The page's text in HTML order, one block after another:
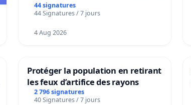
44 signatures
44 Signatures / 7 jours
4 Aug 2026
Protéger la population en retirant
les feux d’artifice des rayons
2 796 signatures
40 Signatures / 7 jours